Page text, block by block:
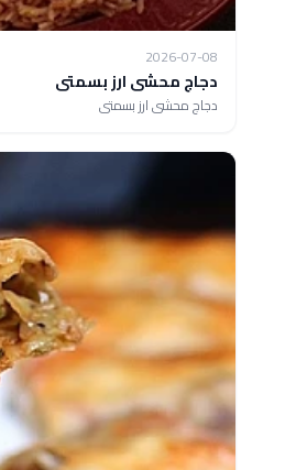
2026-07-08
دجاج محشى ارز بسمتى
دجاج محشى ارز بسمتى